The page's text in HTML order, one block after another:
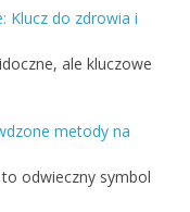
Klucz do zdrowia i
ale kluczowe
metody na
odwieczny symbol